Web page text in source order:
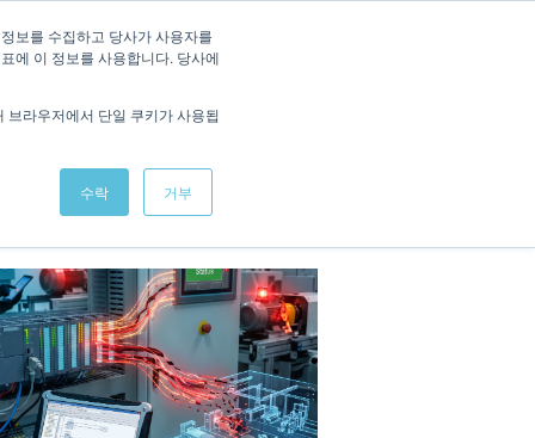
보를 수집하고 당사가 사용자를
에 이 정보를 사용합니다. 당사에
라우저에서 단일 쿠키가 사용됩
수락 거부
적용사례 회사소식